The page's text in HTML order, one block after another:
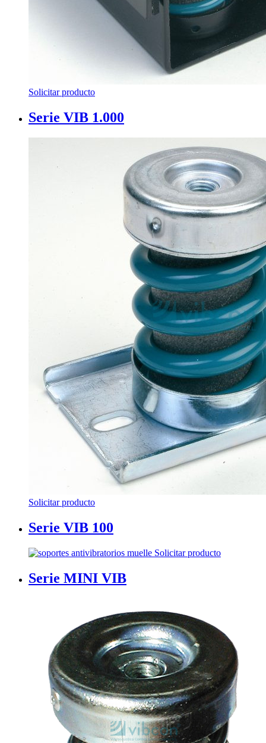
Solicitar producto
Serie VIB 1.000
Solicitar producto
Serie VIB 100
Solicitar producto
Serie MINI VIB